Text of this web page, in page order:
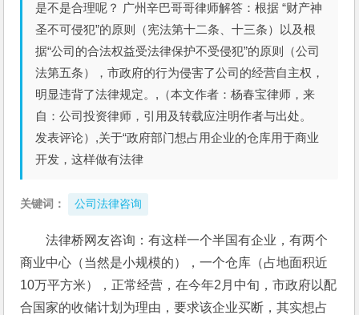
是不是合理呢？ 广州辛巴哥哥律师解答：根据 “财产神
圣不可侵犯”的原则（宪法第十二条、十三条）以及根
据“公司的合法权益受法律保护不受侵犯”的原则（公司
法第五条），市政府的行为侵害了公司的经营自主权，
明显违背了法律规定。,（本文作者：杨春宝律师，来
自：公司投资律师，引用及转载应注明作者与出处。
发表评论）,关于“政府部门想占用企业的仓库用于商业
开发，这样做有法律
关键词： 公司法律咨询
法律桥网友咨询：有这样一个半国有企业，有两个
商业中心（当然是小规模的），一个仓库（占地面积近
10万平方米），正常经营，在今年2月中旬，市政府以配
合国家的收储计划为理由，要求该企业买断，其实想占